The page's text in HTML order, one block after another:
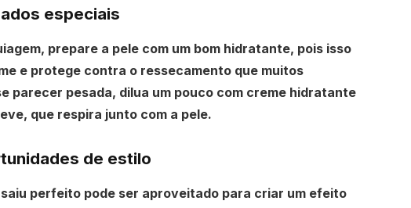
especiais
prepare a pele com um bom hidratante, pois isso
e protege contra o ressecamento que muitos
parecer pesada, dilua um pouco com creme hidratante
que respira junto com a pele.
de estilo
perfeito pode ser aproveitado para criar um efeito